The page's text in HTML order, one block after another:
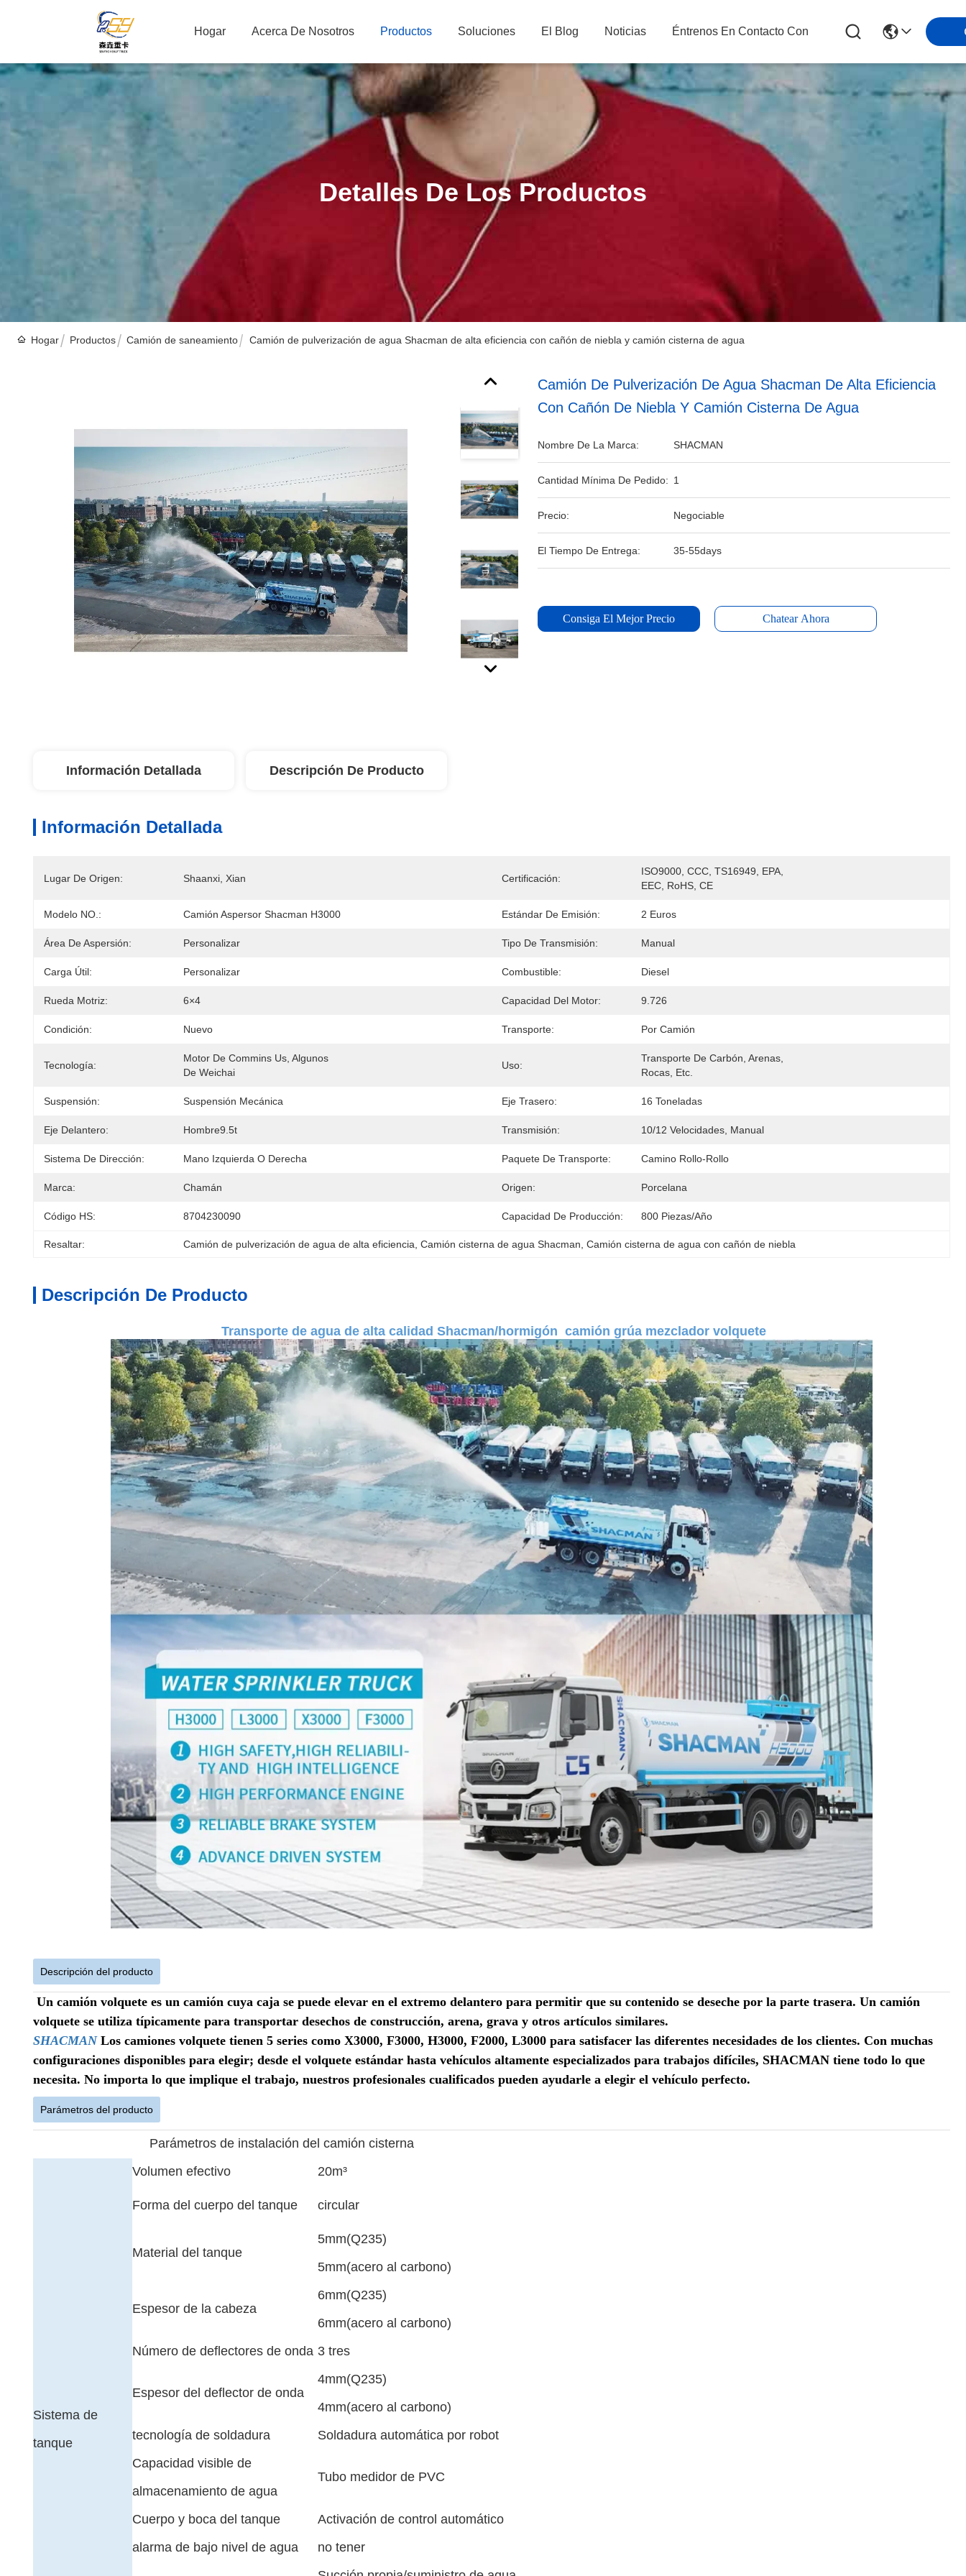
Hogar Acerca De Nosotros Productos Soluciones El Blog Noticias Éntrenos En Contacto Con
Detalles De Los Productos
Hogar Productos Camión de saneamiento Camión de pulverización de agua Shacman de alta eficiencia con cañón de niebla y camión cisterna de agua
Camión De Pulverización De Agua Shacman De Alta Eficiencia
Con Cañón De Niebla Y Camión Cisterna De Agua
Nombre De La Marca: SHACMAN
Cantidad Mínima De Pedido: 1
Precio: Negociable
El Tiempo De Entrega: 35-55days
Consiga El Mejor Precio Chatear Ahora
Información Detallada Descripción De Producto
Información Detallada
Lugar De Origen: Shaanxi, Xian Certificación:
ISO9000, CCC, TS16949, EPA,
EEC, RoHS, CE
Modelo NO.: Camión Aspersor Shacman H3000 Estándar De Emisión: 2 Euros
Área De Aspersión: Personalizar Tipo De Transmisión: Manual
Carga Útil: Personalizar Combustible: Diesel
Rueda Motriz: 6×4 Capacidad Del Motor: 9.726
Condición: Nuevo Transporte: Por Camión
Tecnología:
Motor De Commins Us, Algunos
De Weichai
Uso:
Transporte De Carbón, Arenas,
Rocas, Etc.
Suspensión: Suspensión Mecánica Eje Trasero: 16 Toneladas
Eje Delantero: Hombre9.5t Transmisión: 10/12 Velocidades, Manual
Sistema De Dirección: Mano Izquierda O Derecha Paquete De Transporte: Camino Rollo-Rollo
Marca: Chamán Origen: Porcelana
Código HS: 8704230090 Capacidad De Producción: 800 Piezas/año
Resaltar: Camión de pulverización de agua de alta eficiencia Camión cisterna de agua Shacman Camión cisterna de agua con cañón de niebla
Descripción De Producto
Transporte de agua de alta calidad Shacman/hormigón camión grúa mezclador volquete
Descripción del producto
Un camión volquete es un camión cuya caja se puede elevar en el extremo delantero para permitir que su contenido se deseche por la parte trasera. Un camión
volquete se utiliza típicamente para transportar desechos de construcción, arena, grava y otros artículos similares.
SHACMANLos camiones volquete tienen 5 series como X3000, F3000, H3000, F2000, L3000 para satisfacer las diferentes necesidades de los clientes. Con muchas
configuraciones disponibles para elegir; desde el volquete estándar hasta vehículos altamente especializados para trabajos difíciles, SHACMAN tiene todo lo que
necesita. No importa lo que implique el trabajo, nuestros profesionales cualificados pueden ayudarle a elegir el vehículo perfecto.
Parámetros del producto
Parámetros de instalación del camión cisterna
Sistema de
tanque
Volumen efectivo 20m³
Forma del cuerpo del tanque circular
Material del tanque
5mm(Q235)
5mm(acero al carbono)
Espesor de la cabeza
6mm(Q235)
6mm(acero al carbono)
Número de deflectores de onda 3 tres
Espesor del deflector de onda
4mm(Q235)
4mm(acero al carbono)
tecnología de soldadura
Soldadura automática por robot
Capacidad visible de
almacenamiento de agua
Tubo medidor de PVC
Cuerpo y boca del tanque
Activación de control automático
alarma de bajo nivel de agua
no tener